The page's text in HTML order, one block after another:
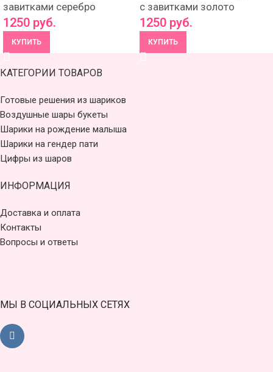
завитками серебро
1250 руб.
КУПИТЬ
с завитками золото
1250 руб.
КУПИТЬ
КАТЕГОРИИ ТОВАРОВ
Готовые решения из шариков
Воздушные шары букеты
Шарики на рождение малыша
Шарики на гендер пати
Цифры из шаров
ИНФОРМАЦИЯ
Доставка и оплата
Контакты
Вопросы и ответы
МЫ В СОЦИАЛЬНЫХ СЕТЯХ